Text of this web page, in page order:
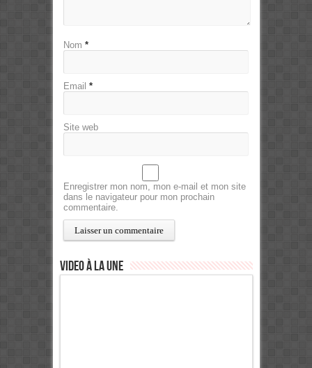
Nom *
Email *
Site web
Enregistrer mon nom, mon e-mail et mon site
dans le navigateur pour mon prochain
commentaire.
Video à la Une